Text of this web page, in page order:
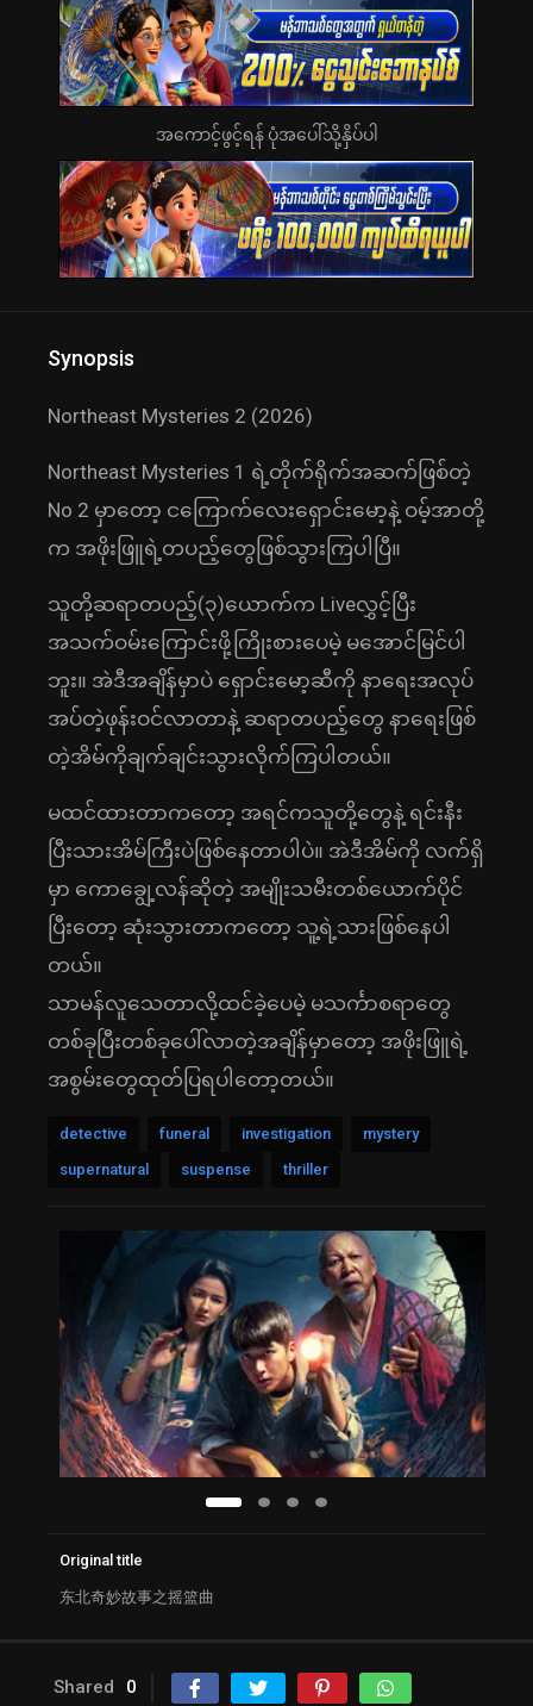
အကောင့်ဖွင့်ရန် ပုံအပေါ်သို့နှိပ်ပါ
Synopsis
Northeast Mysteries 2 (2026)
Northeast Mysteries 1 ရဲ့တိုက်ရိုက်အဆက်ဖြစ်တဲ့
No 2 မှာတော့ ငကြောက်လေးရှောင်းမော့နဲ့ ဝမ့်အာတို့
က အဖိုးဖြူရဲ့တပည့်တွေဖြစ်သွားကြပါပြီ။
သူတို့ဆရာတပည့်(၃)ယောက်က Liveလွှင့်ပြီး
အသက်ဝမ်းကြောင်းဖို့ကြိုးစားပေမဲ့ မအောင်မြင်ပါ
ဘူး။ အဲဒီအချိန်မှာပဲ ရှောင်းမော့ဆီကို နာရေးအလုပ်
အပ်တဲ့ဖုန်းဝင်လာတာနဲ့ ဆရာတပည့်တွေ နာရေးဖြစ်
တဲ့အိမ်ကိုချက်ချင်းသွားလိုက်ကြပါတယ်။
မထင်ထားတာကတော့ အရင်ကသူတို့တွေနဲ့ ရင်းနီး
ပြီးသားအိမ်ကြီးပဲဖြစ်နေတာပါပဲ။ အဲဒီအိမ်ကို လက်ရှိ
မှာ ကောချွေ့လန်ဆိုတဲ့ အမျိုးသမီးတစ်ယောက်ပိုင်
ပြီးတော့ ဆုံးသွားတာကတော့ သူ့ရဲ့သားဖြစ်နေပါ
တယ်။
သာမန်လူသေတာလို့ထင်ခဲ့ပေမဲ့ မသင်္ကာစရာတွေ
တစ်ခုပြီးတစ်ခုပေါ်လာတဲ့အချိန်မှာတော့ အဖိုးဖြူရဲ့
အစွမ်းတွေထုတ်ပြရပါတော့တယ်။
detective funeral investigation
mystery
supernatural
suspense thriller
Original title
东北奇妙故事之摇篮曲
Shared 0